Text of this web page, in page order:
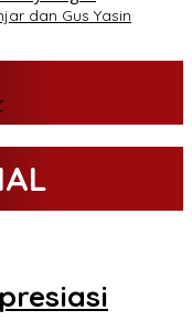
dan Gus Yasin